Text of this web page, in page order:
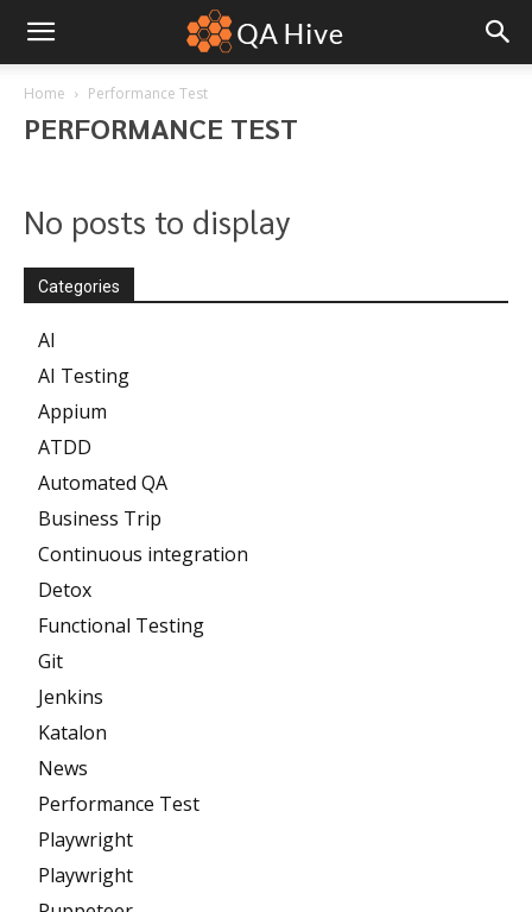
Home Performance Test
PERFORMANCE TEST
No posts to display
Categories
AI
AI Testing
Appium
ATDD
Automated QA
Business Trip
Continuous integration
Detox
Functional Testing
Git
Jenkins
Katalon
News
Performance Test
Playwright
Playwright